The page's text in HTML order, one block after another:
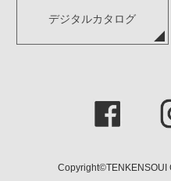
デジタルカタログ
Copyright©TENKENSOUI